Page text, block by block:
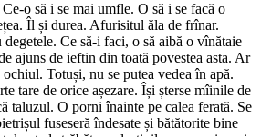
o să i se mai umfle. O să i se facă o
Îl și durea. Afurisitul ăla de frînar.
Ce să-i faci, o să aibă o vînătaie
ajuns de ieftin din toată povestea asta. Ar
Totuși, nu se putea vedea în apă.
tare de orice așezare. Își șterse mîinile de
taluzul. O porni înainte pe calea ferată. Se
fuseseră îndesate și bătătorite bine